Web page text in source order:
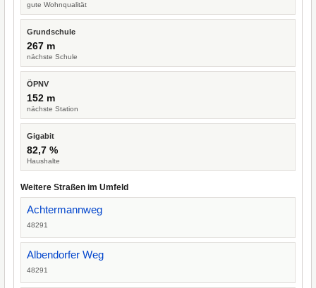
gute Wohnqualität
Grundschule
267 m
nächste Schule
ÖPNV
152 m
nächste Station
Gigabit
82,7 %
Haushalte
Weitere Straßen im Umfeld
Achtermannweg
48291
Albendorfer Weg
48291